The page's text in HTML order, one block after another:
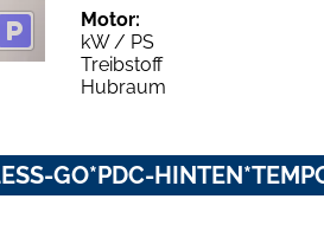
Motor:
kW / PS
Treibstoff
Hubraum
GO*PDC-